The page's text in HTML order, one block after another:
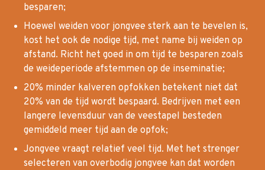
besparen;
Hoewel weiden voor jongvee sterk aan te bevelen is,
kost het ook de nodige tijd, met name bij weiden op
afstand. Richt het goed in om tijd te besparen zoals
de weideperiode afstemmen op de inseminatie;
20% minder kalveren opfokken betekent niet dat
20% van de tijd wordt bespaard. Bedrijven met een
langere levensduur van de veestapel besteden
gemiddeld meer tijd aan de opfok;
Jongvee vraagt relatief veel tijd. Met het strenger
selecteren van overbodig jongvee kan dat worden